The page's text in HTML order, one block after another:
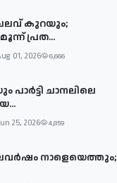
കുറയും;
പ്രത...
01, 2026 6,666
ചാനലിലെ
25, 2026 4,859
നാളെയെത്തും;